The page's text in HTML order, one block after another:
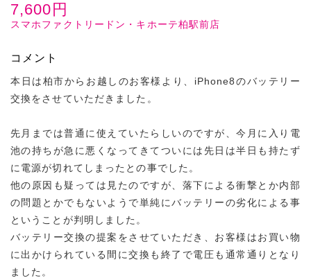
7,600 円
スマホファクトリードン・キホーテ柏駅前店
コメント
本日は柏市からお越しのお客様より、iPhone8のバッテリー
交換をさせていただきました。
先月までは普通に使えていたらしいのですが、今月に入り電
池の持ちが急に悪くなってきてついには先日は半日も持たず
に電源が切れてしまったとの事でした。
他の原因も疑っては見たのですが、落下による衝撃とか内部
の問題とかでもないようで単純にバッテリーの劣化による事
ということが判明しました。
バッテリー交換の提案をさせていただき、お客様はお買い物
に出かけられている間に交換も終了で電圧も通常通りとなり
ました。